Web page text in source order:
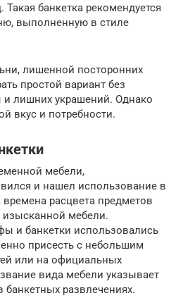
Такая банкетка рекомендуется
выполненную в стиле
лишенной посторонних
простой вариант без
и лишних украшений. Однако
вкус и потребности.
мебели,
и нашел использование в
расцвета предметов
мебели.
и банкетки использовались
присесть с небольшим
или на официальных
вида мебели указывает
банкетных развлечениях.